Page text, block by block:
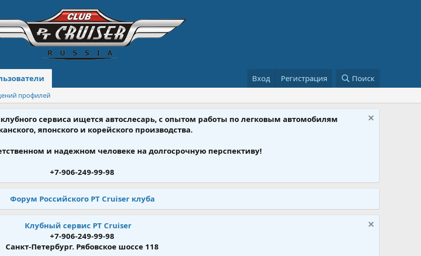
Вход Регистрация Поиск
профилей
сервиса ищется автослесарь, с опытом работы по легковым автомобилям
японского и корейского производства.
и надежном человеке на долгосрочную перспективу!
+7-906-249-99-98
Форум Российского PT Cruiser клуба
Клубный сервис PT Cruiser
+7-906-249-99-98
Санкт-Петербург. Рябовское шоссе 118